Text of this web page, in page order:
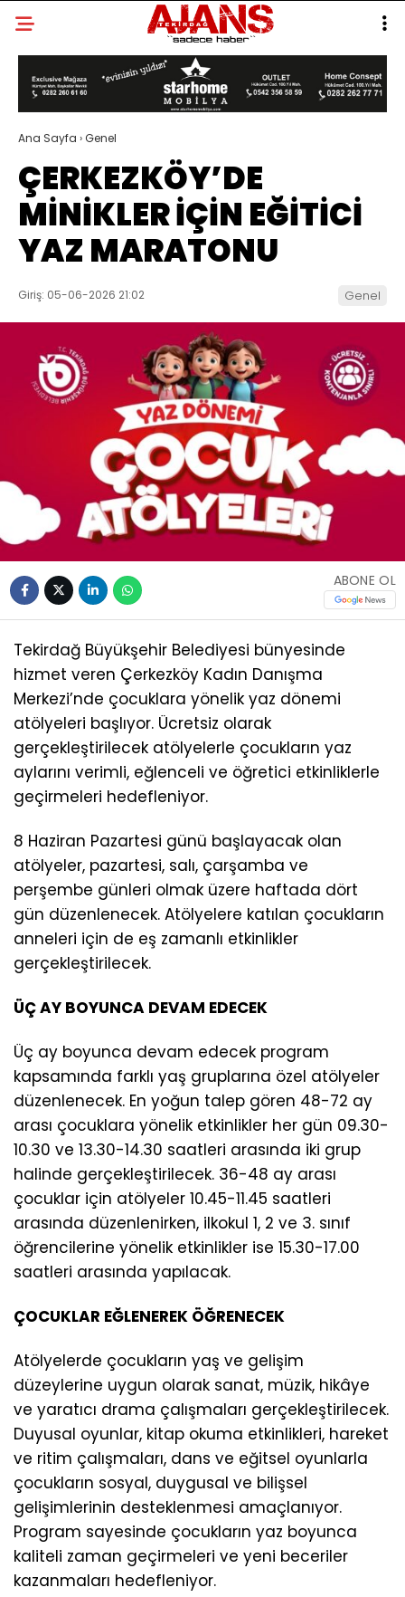
Ana Sayfa ›Genel
ÇERKEZKÖY’DE
MİNİKLER İÇİN EĞİTİCİ
YAZ MARATONU
Giriş: 05-06-2026 21:02 Genel
ABONE OL
Tekirdağ Büyükşehir Belediyesi bünyesinde
hizmet veren Çerkezköy Kadın Danışma
Merkezi’nde çocuklara yönelik yaz dönemi
atölyeleri başlıyor. Ücretsiz olarak
gerçekleştirilecek atölyelerle çocukların yaz
aylarını verimli, eğlenceli ve öğretici etkinliklerle
geçirmeleri hedefleniyor.
8 Haziran Pazartesi günü başlayacak olan
atölyeler, pazartesi, salı, çarşamba ve
perşembe günleri olmak üzere haftada dört
gün düzenlenecek. Atölyelere katılan çocukların
anneleri için de eş zamanlı etkinlikler
gerçekleştirilecek.
ÜÇ AY BOYUNCA DEVAM EDECEK
Üç ay boyunca devam edecek program
kapsamında farklı yaş gruplarına özel atölyeler
düzenlenecek. En yoğun talep gören 48-72 ay
arası çocuklara yönelik etkinlikler her gün 09.30-
10.30 ve 13.30-14.30 saatleri arasında iki grup
halinde gerçekleştirilecek. 36-48 ay arası
çocuklar için atölyeler 10.45-11.45 saatleri
arasında düzenlenirken, ilkokul 1, 2 ve 3. sınıf
öğrencilerine yönelik etkinlikler ise 15.30-17.00
saatleri arasında yapılacak.
ÇOCUKLAR EĞLENEREK ÖĞRENECEK
Atölyelerde çocukların yaş ve gelişim
düzeylerine uygun olarak sanat, müzik, hikâye
ve yaratıcı drama çalışmaları gerçekleştirilecek.
Duyusal oyunlar, kitap okuma etkinlikleri, hareket
ve ritim çalışmaları, dans ve eğitsel oyunlarla
çocukların sosyal, duygusal ve bilişsel
gelişimlerinin desteklenmesi amaçlanıyor.
Program sayesinde çocukların yaz boyunca
kaliteli zaman geçirmeleri ve yeni beceriler
kazanmaları hedefleniyor.